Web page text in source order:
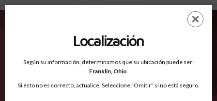
Chase KS - Condados Reconocidos
EN
Condados Reconocidos
2600
Localización
Según su información, determinamos que su ubicación puede ser:
Franklin, Ohio.
Si esto no es correcto, actualice. Seleccione "Omitir" si no está seguro.